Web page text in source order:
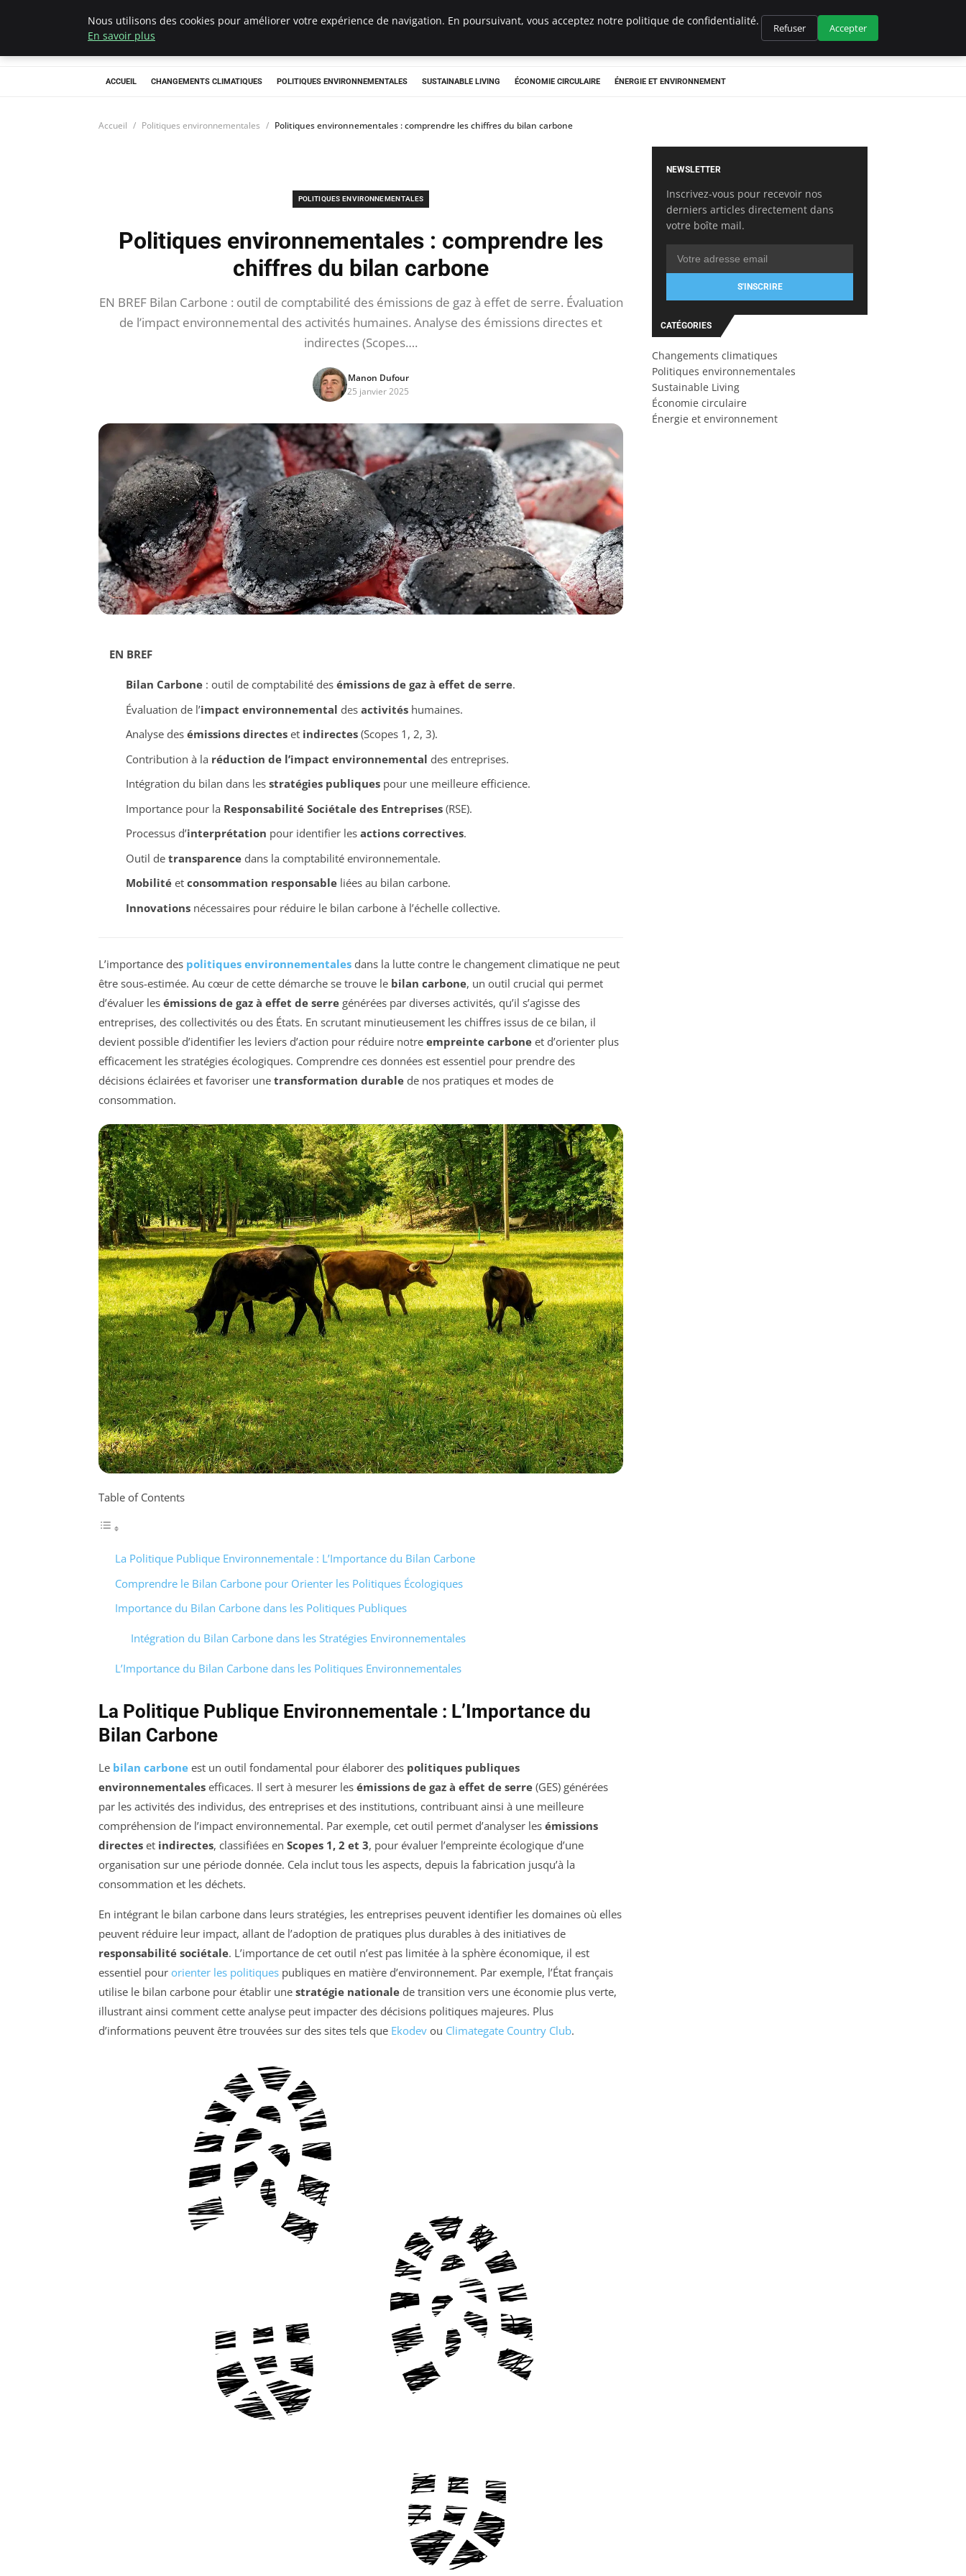
Climategatecountryclub.com
ACCUEIL CHANGEMENTS CLIMATIQUES POLITIQUES ENVIRONNEMENTALES SUSTAINABLE LIVING ÉCONOMIE CIRCULAIRE ÉNERGIE ET ENVIRONNEMENT
Accueil Politiques environnementales Politiques environnementales : comprendre les chiffres du bilan carbone
POLITIQUES ENVIRONNEMENTALES
Politiques environnementales : comprendre les
chiffres du bilan carbone
EN BREF Bilan Carbone : outil de comptabilité des émissions de gaz à effet de serre. Évaluation
de l’impact environnemental des activités humaines. Analyse des émissions directes et
indirectes (Scopes….
Manon Dufour
25 janvier 2025
EN BREF
Bilan Carbone: outil de comptabilité des émissions de gaz à effet de serre.
Évaluation de l’impact environnemental des activitéshumaines.
Analyse des émissions directeset indirectes(Scopes 1, 2, 3).
Contribution à la réduction de l’impact environnemental des entreprises.
Intégration du bilan dans les stratégies publiquespour une meilleure efficience.
Importance pour la Responsabilité Sociétale des Entreprises(RSE).
Processus d’interprétation pour identifier les actions correctives.
Outil de transparencedans la comptabilité environnementale.
Mobilitéet consommation responsableliées au bilan carbone.
Innovationsnécessaires pour réduire le bilan carbone à l’échelle collective.
L’importance des politiques environnementales dans la lutte contre le changement climatique ne peut
être sous-estimée. Au cœur de cette démarche se trouve le bilan carbone, un outil crucial qui permet
d’évaluer les émissions de gaz à effet de serre générées par diverses activités, qu’il s’agisse des
entreprises, des collectivités ou des États. En scrutant minutieusement les chiffres issus de ce bilan, il
devient possible d’identifier les leviers d’action pour réduire notre empreinte carbone et d’orienter plus
efficacement les stratégies écologiques. Comprendre ces données est essentiel pour prendre des
décisions éclairées et favoriser une transformation durable de nos pratiques et modes de
consommation.
Table of Contents
La Politique Publique Environnementale : L’Importance du Bilan Carbone
Comprendre le Bilan Carbone pour Orienter les Politiques Écologiques
Importance du Bilan Carbone dans les Politiques Publiques
Intégration du Bilan Carbone dans les Stratégies Environnementales
L’Importance du Bilan Carbone dans les Politiques Environnementales
La Politique Publique Environnementale : L’Importance du
Bilan Carbone
Le bilan carbone est un outil fondamental pour élaborer des politiques publiques
environnementales efficaces. Il sert à mesurer les émissions de gaz à effet de serre (GES) générées
par les activités des individus, des entreprises et des institutions, contribuant ainsi à une meilleure
compréhension de l’impact environnemental. Par exemple, cet outil permet d’analyser les émissions
directes et indirectes, classifiées en Scopes 1, 2 et 3, pour évaluer l’empreinte écologique d’une
organisation sur une période donnée. Cela inclut tous les aspects, depuis la fabrication jusqu’à la
consommation et les déchets.
En intégrant le bilan carbone dans leurs stratégies, les entreprises peuvent identifier les domaines où elles
peuvent réduire leur impact, allant de l’adoption de pratiques plus durables à des initiatives de
responsabilité sociétale. L’importance de cet outil n’est pas limitée à la sphère économique, il est
essentiel pour orienter les politiques publiques en matière d’environnement. Par exemple, l’État français
utilise le bilan carbone pour établir une stratégie nationale de transition vers une économie plus verte,
illustrant ainsi comment cette analyse peut impacter des décisions politiques majeures. Plus
d’informations peuvent être trouvées sur des sites tels que Ekodev ou Climategate Country Club.
NEWSLETTER
Inscrivez-vous pour recevoir nos
derniers articles directement dans
votre boîte mail.
S'INSCRIRE
CATÉGORIES
Changements climatiques
Politiques environnementales
Sustainable Living
Économie circulaire
Énergie et environnement
Nous utilisons des cookies pour améliorer votre expérience de navigation. En poursuivant, vous acceptez notre politique de confidentialité.
En savoir plus
Refuser Accepter